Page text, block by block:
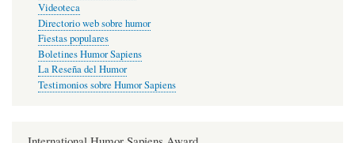
Videoteca
Directorio web sobre humor
Fiestas populares
Boletines Humor Sapiens
La Reseña del Humor
Testimonios sobre Humor Sapiens